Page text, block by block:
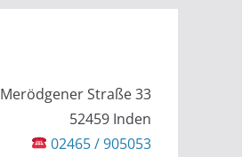
Merödgener Straße 33
52459 Inden
02465 / 905053